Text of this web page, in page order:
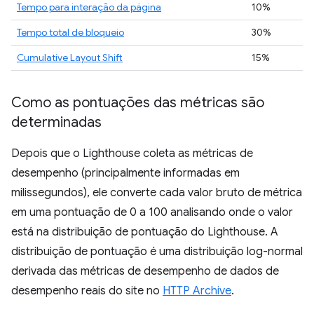
Tempo para interação da página
10%
Tempo total de bloqueio
30%
Cumulative Layout Shift
15%
Como as pontuações das métricas são
determinadas
Depois que o Lighthouse coleta as métricas de
desempenho (principalmente informadas em
milissegundos), ele converte cada valor bruto de métrica
em uma pontuação de 0 a 100 analisando onde o valor
está na distribuição de pontuação do Lighthouse. A
distribuição de pontuação é uma distribuição log-normal
derivada das métricas de desempenho de dados de
desempenho reais do site no HTTP Archive.